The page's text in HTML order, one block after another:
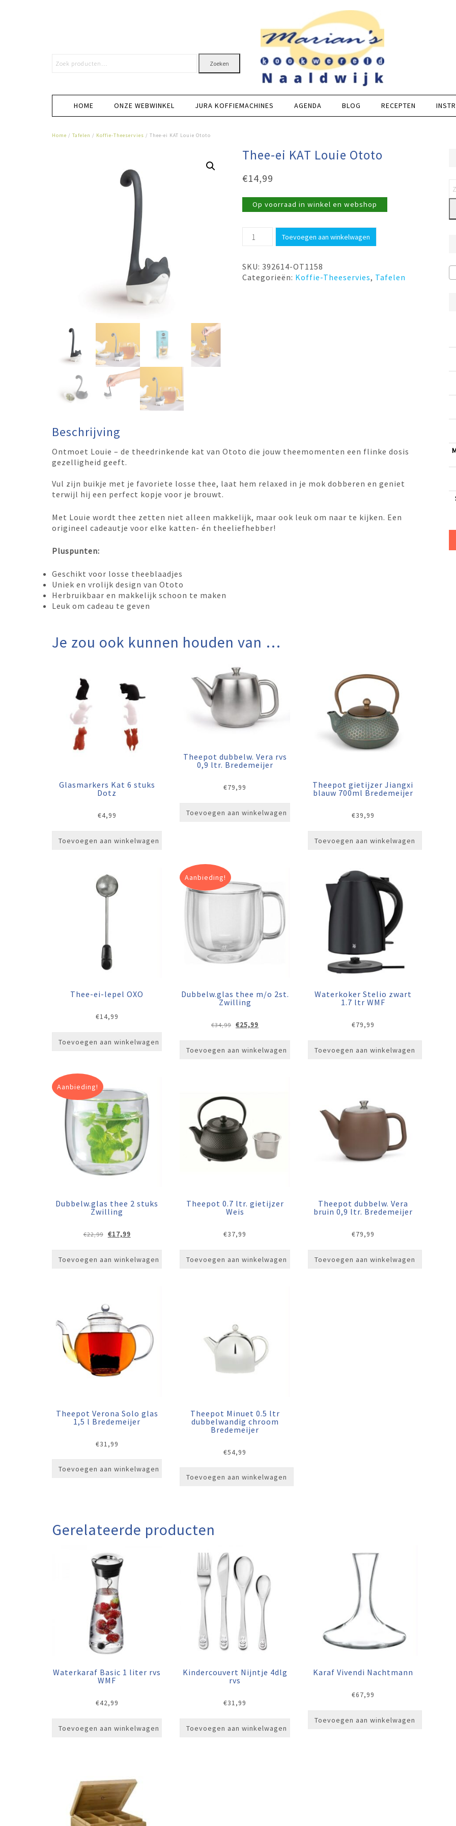
Zoeken
HOME ONZE WEBWINKEL JURA KOFFIEMACHINES AGENDA BLOG RECEPTEN
Home / Tafelen / Koffie-Theeservies / Thee-ei KAT Louie Ototo
Thee-ei KAT Louie Ototo
€14,99
Op voorraad in winkel en webshop
Thee-
Louie
Ototo
Toevoegen aan winkelwagen
SKU:392614-OT1158
Categorieën: Koffie-Theeservies, Tafelen
Beschrijving
Ontmoet Louie – de theedrinkende kat van Ototo die jouw theemomenten een flinke dosis
gezelligheid geeft.
Vul zijn buikje met je favoriete losse thee, laat hem relaxed in je mok dobberen en geniet
terwijl hij een perfect kopje voor je brouwt.
Met Louie wordt thee zetten niet alleen makkelijk, maar ook leuk om naar te kijken. Een
origineel cadeautje voor elke katten- én theeliefhebber!
Pluspunten:
Geschikt voor losse theeblaadjes
Uniek en vrolijk design van Ototo
Herbruikbaar en makkelijk schoon te maken
Leuk om cadeau te geven
Je zou ook kunnen houden van …
Glasmarkers Kat 6 stuks
Dotz
€4,99
Toevoegen aan winkelwagen
Theepot dubbelw. Vera rvs
0,9 ltr. Bredemeijer
€79,99
Toevoegen aan winkelwagen
Theepot gietijzer Jiangxi
blauw 700ml Bredemeijer
€39,99
Toevoegen aan winkelwagen
Thee-ei-lepel OXO
€14,99
Toevoegen aan winkelwagen
Aanbieding!
Dubbelw.glas thee m/o 2st.
Zwilling
€34,99 Oorspronkelijke
€34,99.
€25,99
€25,99.
Toevoegen aan winkelwagen
Waterkoker Stelio zwart
1.7 ltr WMF
€79,99
Toevoegen aan winkelwagen
Aanbieding!
Dubbelw.glas thee 2 stuks
Zwilling
€22,99
Oorspronkelijke
€22,99.
€17,99Huidige
€17,99.
Toevoegen aan winkelwagen
Theepot 0.7 ltr. gietijzer
Weis
€37,99
Toevoegen aan winkelwagen
Theepot dubbelw. Vera
bruin 0,9 ltr. Bredemeijer
€79,99
Toevoegen aan winkelwagen
Theepot Verona Solo glas
1,5 l Bredemeijer
€31,99
Toevoegen aan winkelwagen
Theepot Minuet 0.5 ltr
dubbelwandig chroom
Bredemeijer
€54,99
Toevoegen aan winkelwagen
Gerelateerde producten
Waterkaraf Basic 1 liter rvs
WMF
€42,99
Toevoegen aan winkelwagen
Kindercouvert Nijntje 4dlg
rvs
€31,99
Toevoegen aan winkelwagen
Karaf Vivendi Nachtmann
€67,99
Toevoegen aan winkelwagen